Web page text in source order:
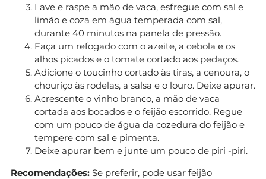
Lave e raspe a mão de vaca, esfregue com sal e
limão e coza em água temperada com sal,
durante 40 minutos na panela de pressão.
Faça um refogado com o azeite, a cebola e os
alhos picados e o tomate cortado aos pedaços.
Adicione o toucinho cortado às tiras, a cenoura, o
chouriço às rodelas, a salsa e o louro. Deixe apurar.
Acrescente o vinho branco, a mão de vaca
cortada aos bocados e o feijão escorrido. Regue
com um pouco de água da cozedura do feijão e
tempere com sal e pimenta.
Deixe apurar bem e junte um pouco de piri -piri.
Recomendações: Se preferir, pode usar feijão